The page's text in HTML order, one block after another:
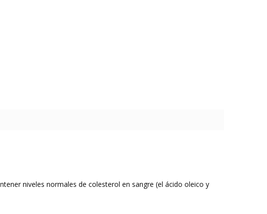
niveles normales de colesterol en sangre (el ácido oleico y